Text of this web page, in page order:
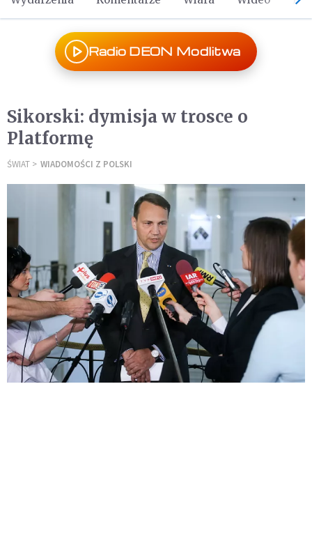
Radio DEON Modlitwa
Sikorski: dymisja w trosce o
Platformę
ŚWIAT WIADOMOŚCI Z POLSKI